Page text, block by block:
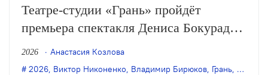
Театре-студии «Грань» пройдёт
премьера спектакля Дениса Бокурадзе
«Жили-были» по пьесе Владимира
Бирюкова.
2026
Анастасия Козлова
2026, Виктор Никоненко, Владимир Бирюков, Грань, Денис